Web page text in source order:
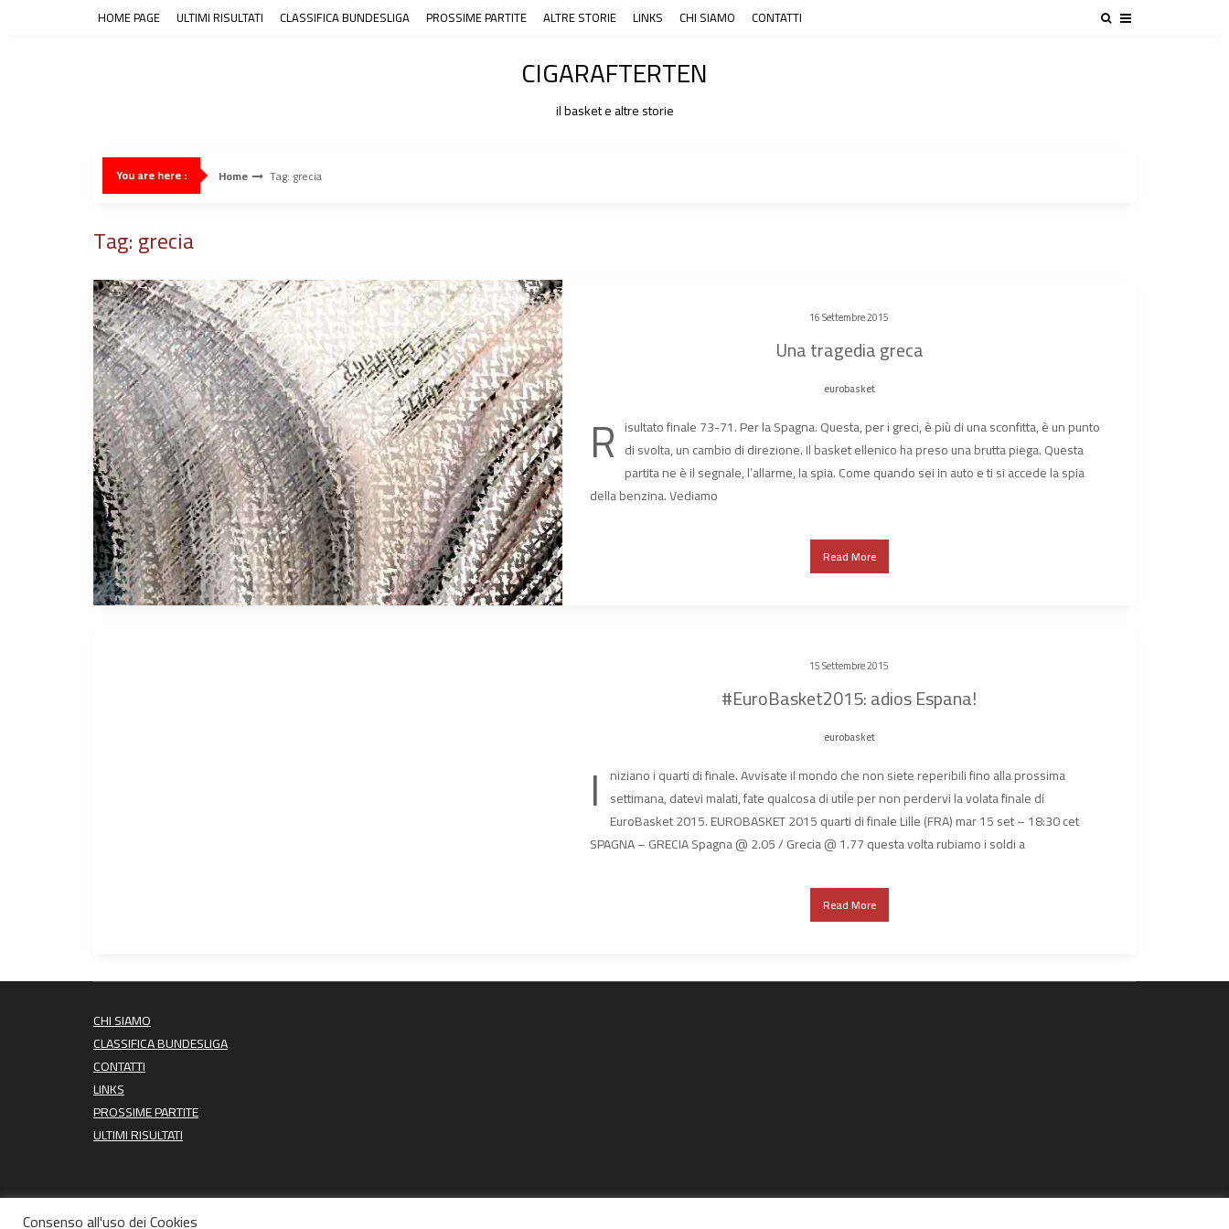
HOME PAGE ULTIMI RISULTATI CLASSIFICA BUNDESLIGA PROSSIME PARTITE ALTRE STORIE LINKS CHI SIAMO CONTATTI
CIGARAFTERTEN
il basket e altre storie
You are here : Home Tag: grecia
Tag: grecia
16 Settembre 2015
Una tragedia greca
eurobasket
R isultato finale 73-71. Per la Spagna. Questa, per i greci, è più di una sconfitta, è un punto
di svolta, un cambio di direzione. Il basket ellenico ha preso una brutta piega. Questa
partita ne è il segnale, l’allarme, la spia. Come quando sei in auto e ti si accede la spia
della benzina. Vediamo
Read More
15 Settembre 2015
#EuroBasket2015: adios Espana!
eurobasket
I niziano i quarti di finale. Avvisate il mondo che non siete reperibili fino alla prossima
settimana, datevi malati, fate qualcosa di utile per non perdervi la volata finale di
EuroBasket 2015. EUROBASKET 2015 quarti di finale Lille (FRA) mar 15 set – 18:30 cet
SPAGNA – GRECIA Spagna @ 2.05 / Grecia @ 1.77 questa volta rubiamo i soldi a
Read More
CHI SIAMO
CLASSIFICA BUNDESLIGA
CONTATTI
LINKS
PROSSIME PARTITE
ULTIMI RISULTATI
Consenso all'uso dei Cookies